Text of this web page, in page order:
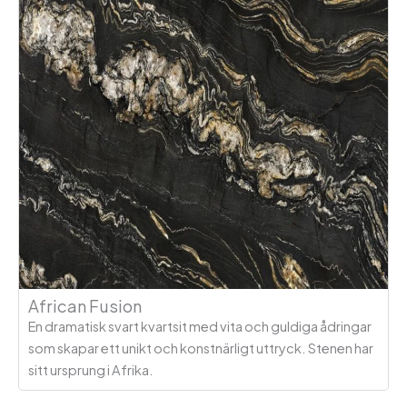
African Fusion
En dramatisk svart kvartsit med vita och guldiga ådringar
som skapar ett unikt och konstnärligt uttryck. Stenen har
sitt ursprung i Afrika.